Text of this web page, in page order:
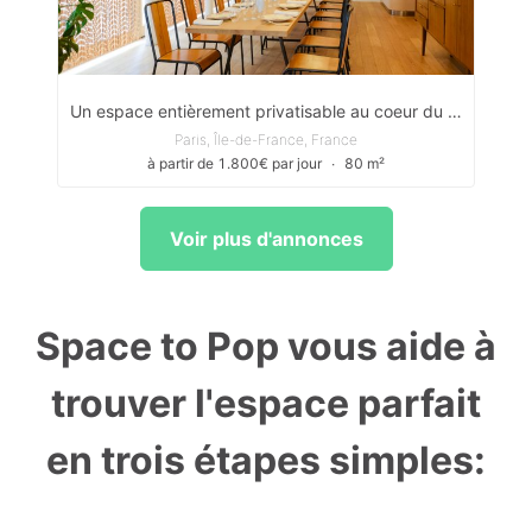
Un espace entièrement privatisable au coeur du 11e arrondissement de Paris
Paris, Île-de-France, France
à partir de 1.800€ par jour ∙ 80 m²
Voir plus d'annonces
Space to Pop vous aide à
trouver l'espace parfait
en trois étapes simples: